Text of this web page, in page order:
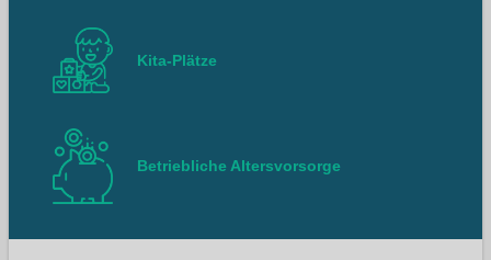
Kita-Plätze
Betriebliche Altersvorsorge